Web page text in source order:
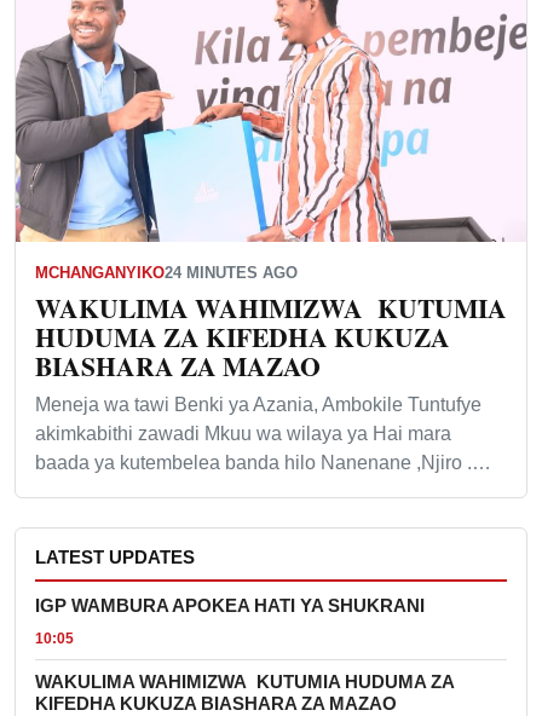
MCHANGANYIKO24 MINUTES AGO
WAKULIMA WAHIMIZWA KUTUMIA
HUDUMA ZA KIFEDHA KUKUZA
BIASHARA ZA MAZAO
Meneja wa tawi Benki ya Azania, Ambokile Tuntufye
akimkabithi zawadi Mkuu wa wilaya ya Hai mara
baada ya kutembelea banda hilo Nanenane ,Njiro .…
LATEST UPDATES
IGP WAMBURA APOKEA HATI YA SHUKRANI
10:05
WAKULIMA WAHIMIZWA KUTUMIA HUDUMA ZA
KIFEDHA KUKUZA BIASHARA ZA MAZAO